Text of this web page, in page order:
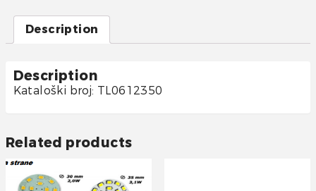
Description
Description
Kataloški broj: TL0612350
Related products